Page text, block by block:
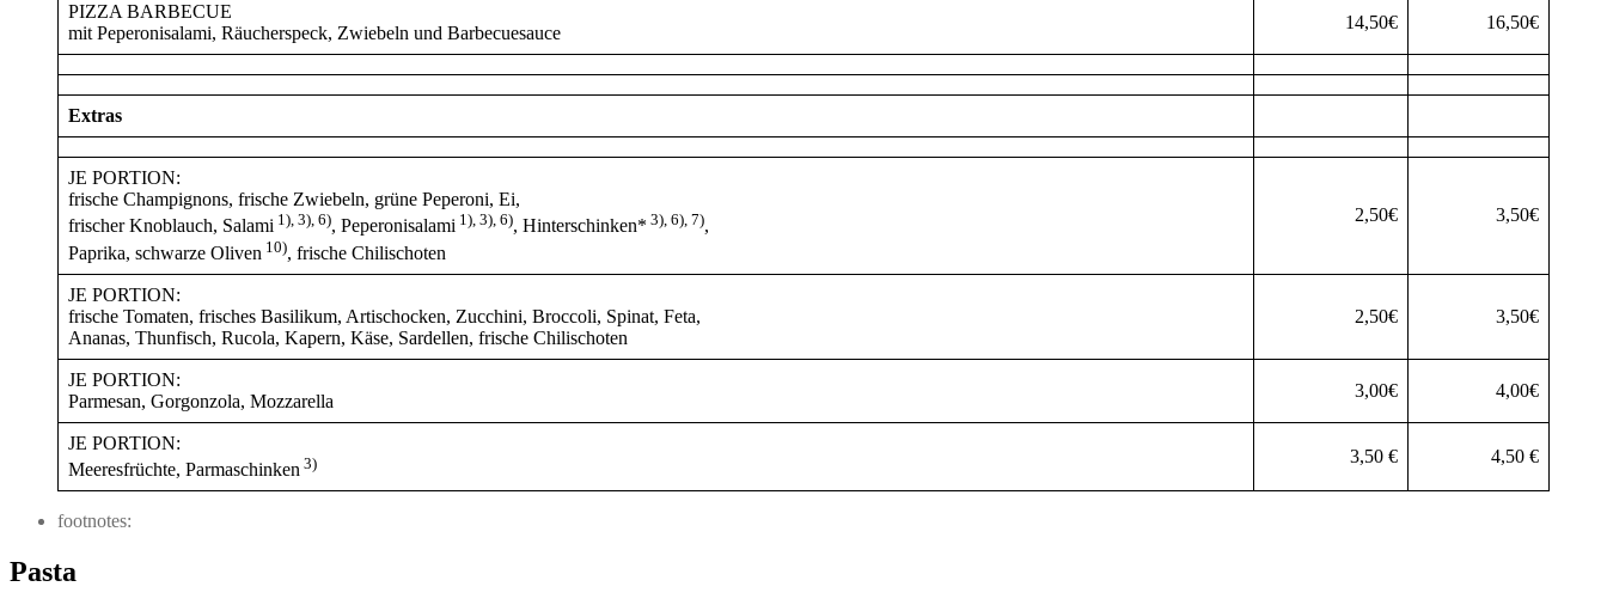
PIZZA BARBECUE
mit Peperonisalami, Räucherspeck, Zwiebeln und Barbecuesauce
14,50€ 16,50€
Extras
JE PORTION:
frische Champignons, frische Zwiebeln, grüne Peperoni, Ei,
frischer Knoblauch, Salami 1), 3), 6), Peperonisalami 1), 3), 6), Hinterschinken* 3), 6), 7),
Paprika, schwarze Oliven 10), frische Chilischoten
2,50€ 3,50€
JE PORTION:
frische Tomaten, frisches Basilikum, Artischocken, Zucchini, Broccoli, Spinat, Feta,
Ananas, Thunfisch, Rucola, Kapern, Käse, Sardellen, frische Chilischoten
2,50€ 3,50€
JE PORTION:
Parmesan, Gorgonzola, Mozzarella
3,00€ 4,00€
JE PORTION:
Meeresfrüchte, Parmaschinken 3) 3,50 € 4,50 €
footnotes:
Pasta